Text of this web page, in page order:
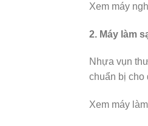
Xem máy
2. Máy làm
Nhựa vụn
chuẩn bị cho
Xem máy